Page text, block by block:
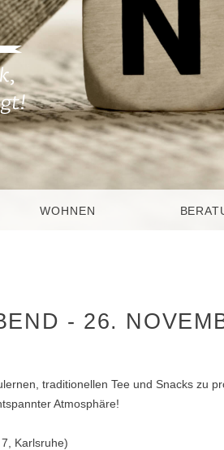
WOHNEN
- 26.
traditionellen Tee und Snacks zu
Atmosphäre!
Karlsruhe)